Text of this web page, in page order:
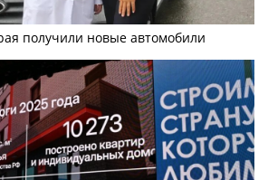
получили новые автомобили